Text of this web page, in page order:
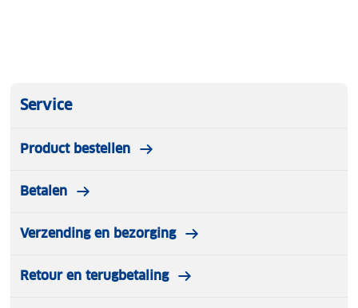
Service
Product bestellen
Betalen
Verzending en bezorging
Retour en terugbetaling